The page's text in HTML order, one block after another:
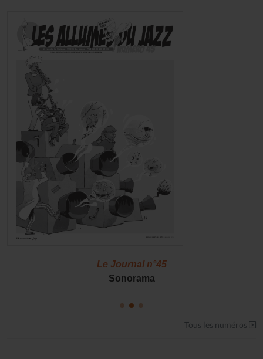
Le Journal n°45
Sonorama
Tous les numéros